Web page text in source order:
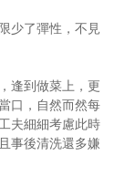
少了彈性，不見
逢到做菜上，更
口，自然而然每
夫細細考慮此時
事後清洗還多嫌